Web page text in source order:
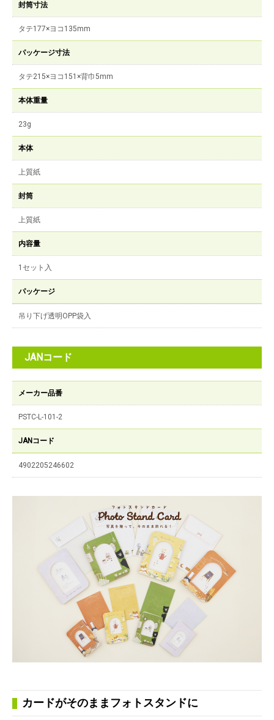
封筒寸法
タテ177×ヨコ135mm
パッケージ寸法
タテ215×ヨコ151×背巾5mm
本体重量
23g
本体
上質紙
封筒
上質紙
内容量
1セット入
パッケージ
吊り下げ透明OPP袋入
JANコード
メーカー品番
PSTC-L-101-2
JANコード
4902205246602
カードがそのままフォトスタンドに